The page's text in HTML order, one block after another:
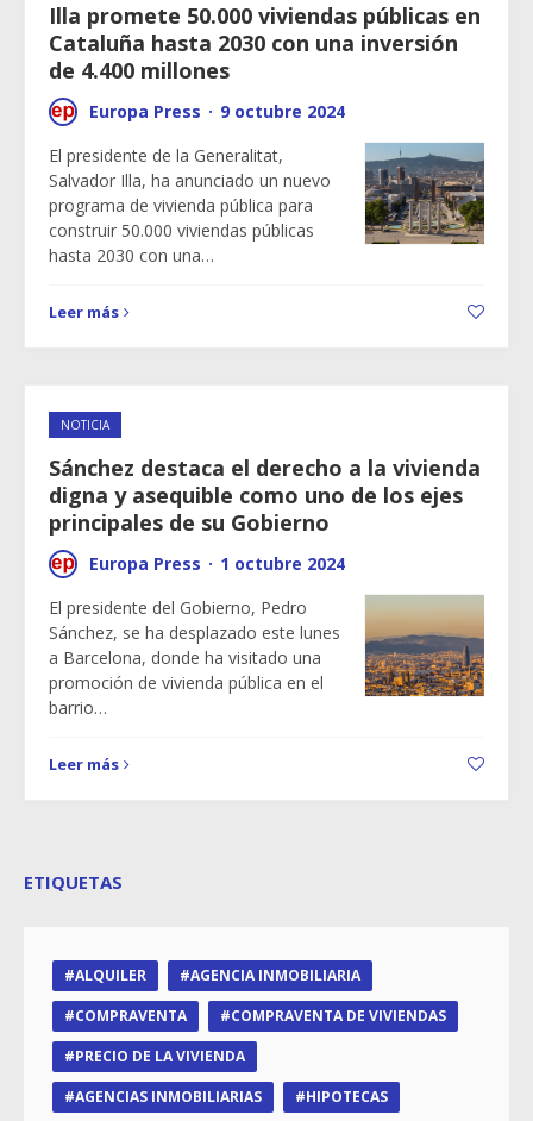
Illa promete 50.000 viviendas públicas en
Cataluña hasta 2030 con una inversión
de 4.400 millones
Europa Press · 9 octubre 2024
El presidente de la Generalitat,
Salvador Illa, ha anunciado un nuevo
programa de vivienda pública para
construir 50.000 viviendas públicas
hasta 2030 con una…
Leer más
NOTICIA
Sánchez destaca el derecho a la vivienda
digna y asequible como uno de los ejes
principales de su Gobierno
Europa Press · 1 octubre 2024
El presidente del Gobierno, Pedro
Sánchez, se ha desplazado este lunes
a Barcelona, donde ha visitado una
promoción de vivienda pública en el
barrio…
Leer más
ETIQUETAS
ALQUILER
AGENCIA INMOBILIARIA
COMPRAVENTA
COMPRAVENTA DE VIVIENDAS
PRECIO DE LA VIVIENDA
AGENCIAS INMOBILIARIAS
HIPOTECAS